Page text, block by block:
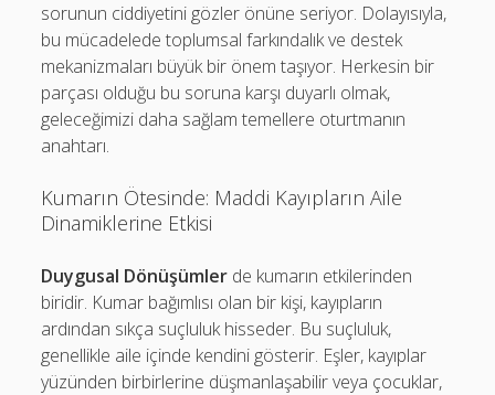
sorunun ciddiyetini gözler önüne seriyor. Dolayısıyla,
bu mücadelede toplumsal farkındalık ve destek
mekanizmaları büyük bir önem taşıyor. Herkesin bir
parçası olduğu bu soruna karşı duyarlı olmak,
geleceğimizi daha sağlam temellere oturtmanın
anahtarı.
Kumarın Ötesinde: Maddi Kayıpların Aile
Dinamiklerine Etkisi
Duygusal Dönüşümler de kumarın etkilerinden
biridir. Kumar bağımlısı olan bir kişi, kayıpların
ardından sıkça suçluluk hisseder. Bu suçluluk,
genellikle aile içinde kendini gösterir. Eşler, kayıplar
yüzünden birbirlerine düşmanlaşabilir veya çocuklar,